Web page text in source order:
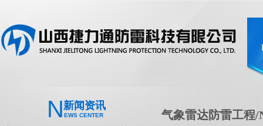
NEWS CENTER
新闻资讯
气象雷达防雷工程/